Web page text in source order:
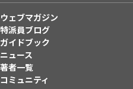
ウェブマガジン
特派員ブログ
ガイドブック
ニュース
著者一覧
コミュニティ